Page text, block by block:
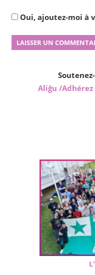
Oui, ajoutez-moi à
Aliĝu /Adhérez